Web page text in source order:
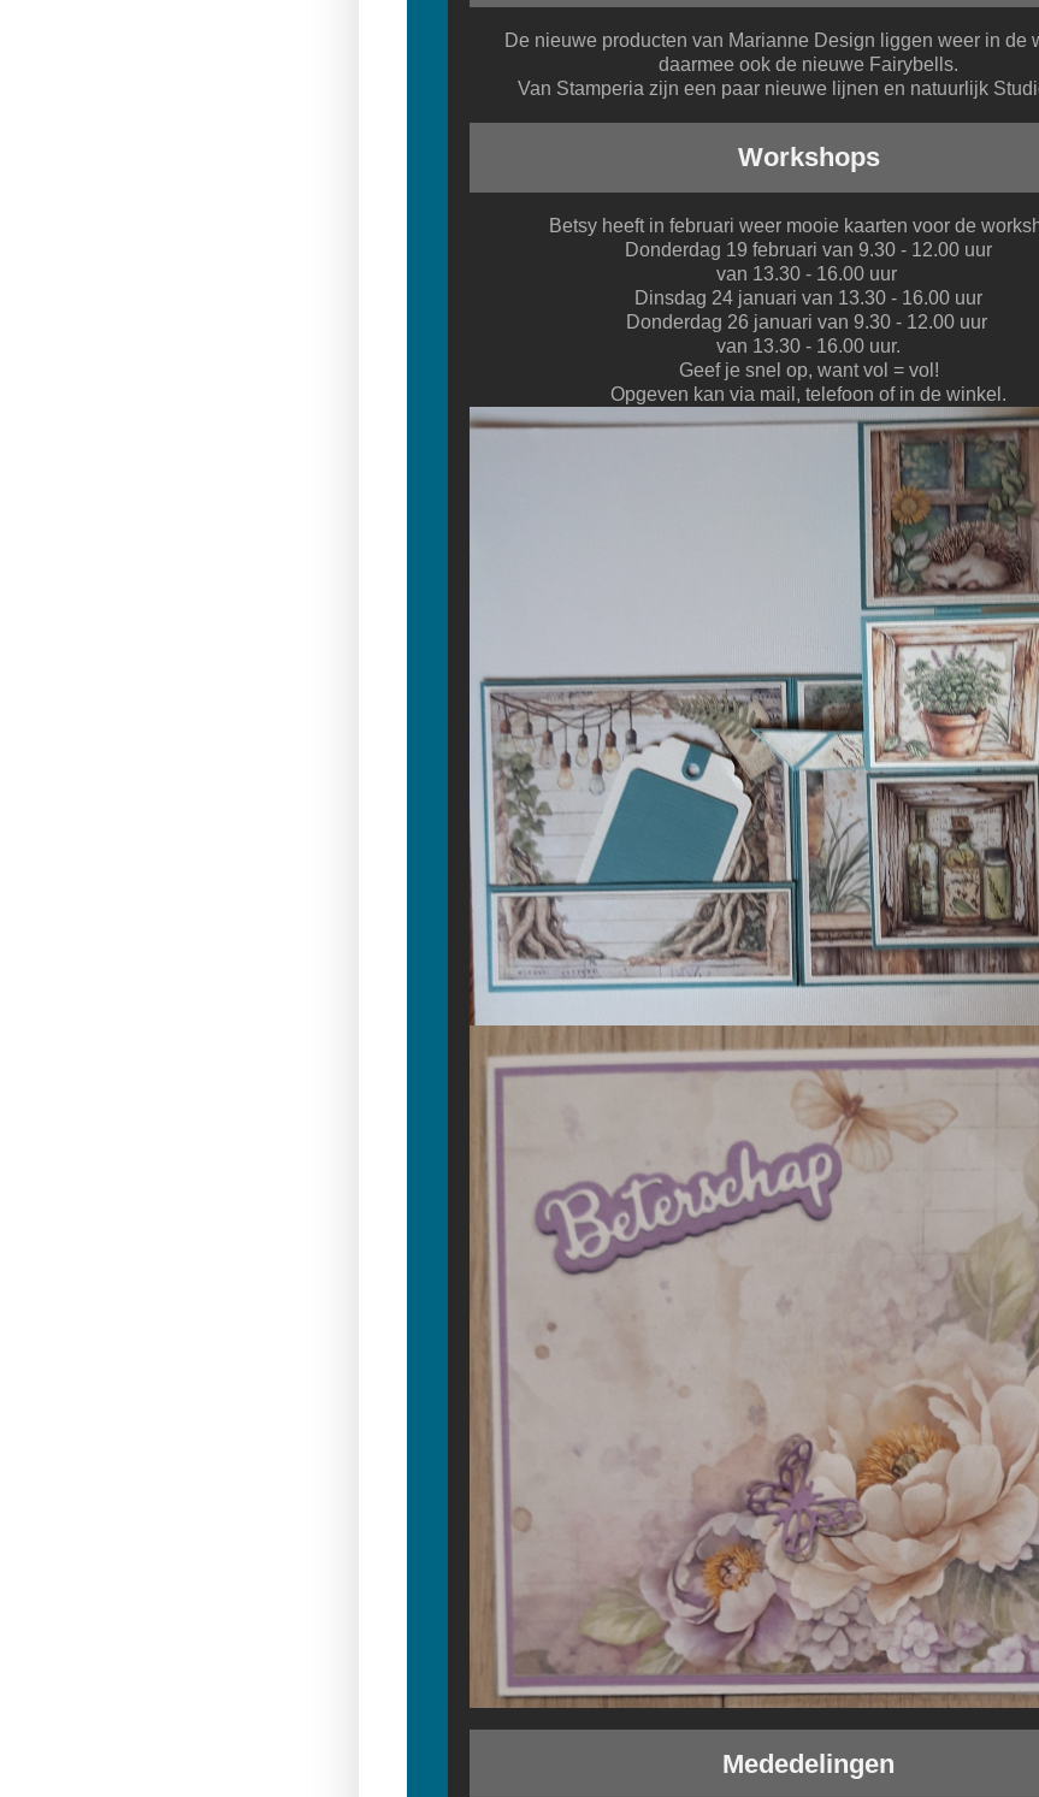
De nieuwe producten van Marianne Design liggen weer in de
daarmee ook de nieuwe Fairybells.
Van Stamperia zijn een paar nieuwe lijnen en natuurlijk
Workshops
Betsy heeft in februari weer mooie kaarten voor de
Donderdag 19 februari van 9.30 - 12.00 uur
van 13.30 - 16.00 uur
Dinsdag 24 januari van 13.30 - 16.00 uur
Donderdag 26 januari van 9.30 - 12.00 uur
van 13.30 - 16.00 uur.
Geef je snel op, want vol = vol!
Opgeven kan via mail, telefoon of in de winkel.
Mededelingen